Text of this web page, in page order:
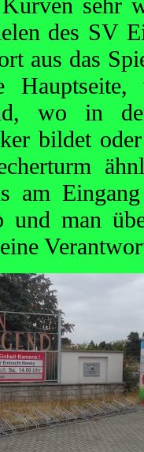
des SV
aus das
Hauptseite,
wo in
bildet
am
und man